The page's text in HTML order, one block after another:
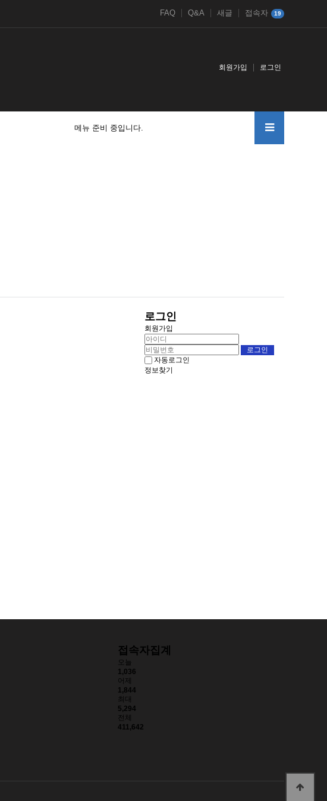
FAQ Q&A 새글 접속자 19
회원가입 로그인
메뉴 준비 중입니다.
로그인
회원가입
자동로그인
정보찾기
접속자집계
오늘
1,036
어제
1,844
최대
5,294
전체
411,642